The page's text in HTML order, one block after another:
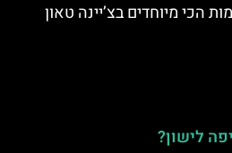
הכי מיוחדים בצ’יינה טאון
לישון?